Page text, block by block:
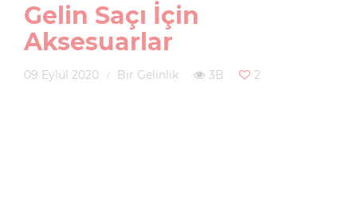
Gelin Saçı İçin
Aksesuarlar
09 Eylül 2020 Bir Gelinlik 3B 2